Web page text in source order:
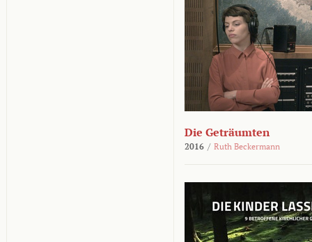
Die Geträumten
2016 / Ruth Beckermann